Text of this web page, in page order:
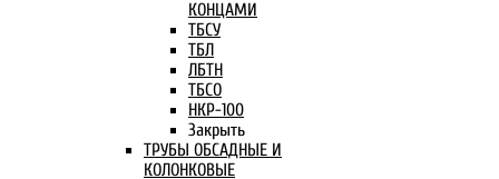
КОНЦАМИ
ТБСУ
ТБЛ
ЛБТН
ТБСО
НКР-100
Закрыть
ТРУБЫ ОБСАДНЫЕ И
КОЛОНКОВЫЕ